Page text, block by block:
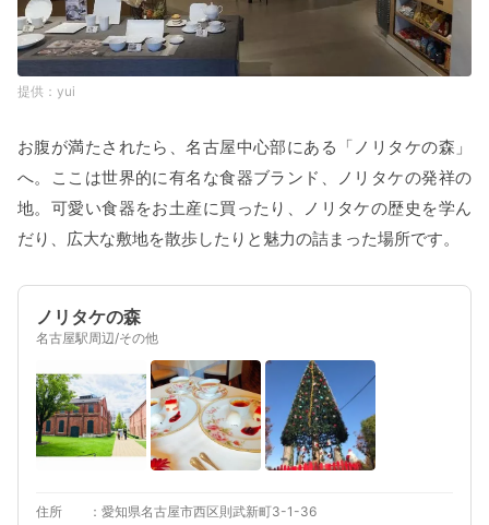
yui
お腹が満たされたら、名古屋中心部にある「ノリタケの森」
へ。ここは世界的に有名な食器ブランド、ノリタケの発祥の
地。可愛い食器をお土産に買ったり、ノリタケの歴史を学ん
だり、広大な敷地を散歩したりと魅力の詰まった場所です。
ノリタケの森
名古屋駅周辺/その他
住所
愛知県名古屋市西区則武新町3-1-36